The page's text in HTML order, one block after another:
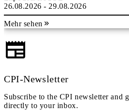
26.08.2026 - 29.08.2026
Mehr sehen
CPI-Newsletter
Subscribe to the CPI newsletter and
directly to your inbox.